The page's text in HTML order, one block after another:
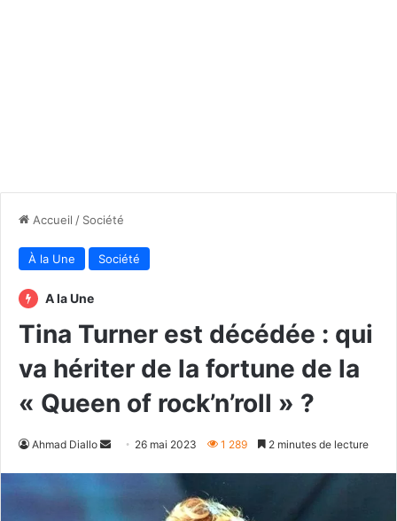
Accueil / Société
À la Une Société
A la Une
Tina Turner est décédée : qui
va hériter de la fortune de la
« Queen of rock’n’roll » ?
Ahmad Diallo
Envoyer26 mai 2023 1 289 2 minutes de lecture